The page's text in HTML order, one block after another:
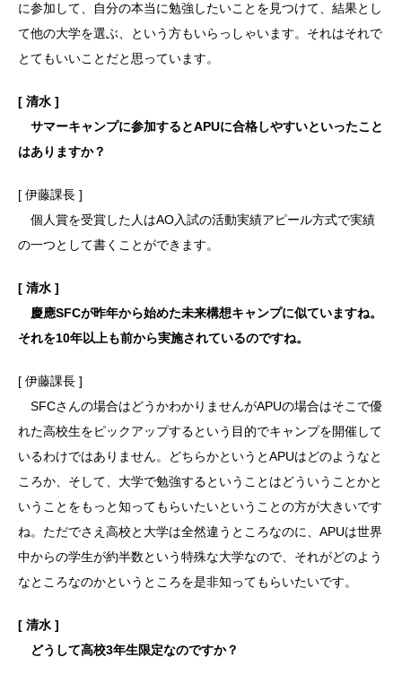
に参加して、自分の本当に勉強したいことを見つけて、結果とし
て他の大学を選ぶ、という方もいらっしゃいます。それはそれで
とてもいいことだと思っています。
[ 清水 ]
サマーキャンプに参加するとAPUに合格しやすいといったこと
はありますか？
[ 伊藤課長 ]
個人賞を受賞した人はAO入試の活動実績アピール方式で実績
の一つとして書くことができます。
[ 清水 ]
慶應SFCが昨年から始めた未来構想キャンプに似ていますね。
それを10年以上も前から実施されているのですね。
[ 伊藤課長 ]
SFCさんの場合はどうかわかりませんがAPUの場合はそこで優
れた高校生をピックアップするという目的でキャンプを開催して
いるわけではありません。どちらかというとAPUはどのようなと
ころか、そして、大学で勉強するということはどういうことかと
いうことをもっと知ってもらいたいということの方が大きいです
ね。ただでさえ高校と大学は全然違うところなのに、APUは世界
中からの学生が約半数という特殊な大学なので、それがどのよう
なところなのかというところを是非知ってもらいたいです。
[ 清水 ]
どうして高校3年生限定なのですか？